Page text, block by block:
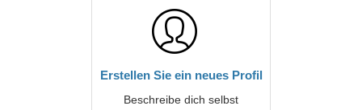
Erstellen Sie ein neues Profil
Beschreibe dich selbst